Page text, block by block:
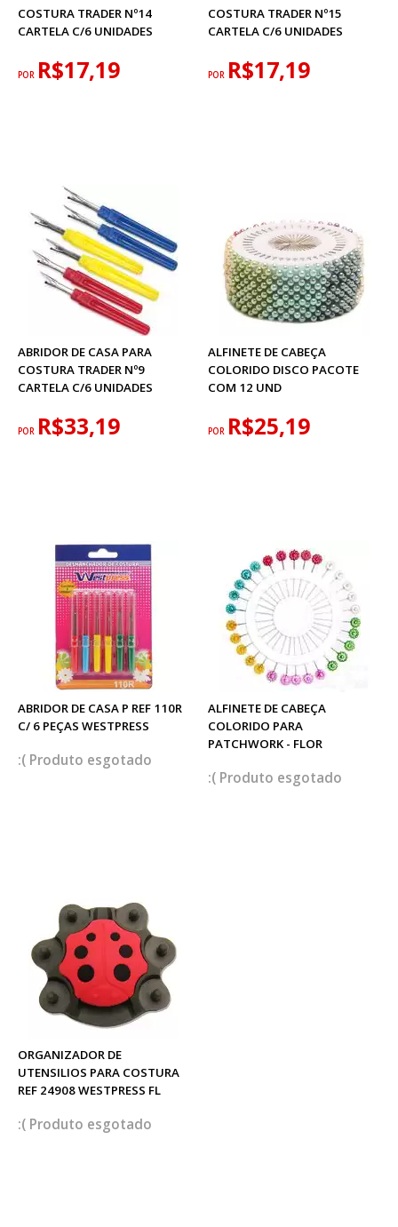
COSTURA TRADER Nº14
CARTELA C/6 UNIDADES
POR R$17,19
COSTURA TRADER Nº15
CARTELA C/6 UNIDADES
POR R$17,19
ABRIDOR DE CASA PARA
COSTURA TRADER Nº9
CARTELA C/6 UNIDADES
POR R$33,19
ALFINETE DE CABEÇA
COLORIDO DISCO PACOTE
COM 12 UND
POR R$25,19
ABRIDOR DE CASA P REF 110R
C/ 6 PEÇAS WESTPRESS
esgotado
ALFINETE DE CABEÇA
COLORIDO PARA
PATCHWORK - FLOR
esgotado
ORGANIZADOR DE
UTENSILIOS PARA COSTURA
REF 24908 WESTPRESS FL
esgotado